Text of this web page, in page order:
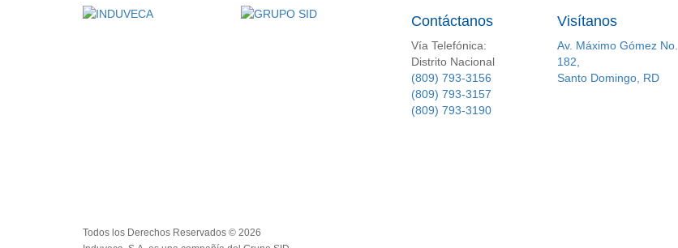
Contáctanos
Vía Telefónica:
Distrito Nacional
(809) 793-3156
(809) 793-3157
(809) 793-3190
Visítanos
Av. Máximo Gómez No.
182,
Santo Domingo, RD
Todos los Derechos Reservados © 2026